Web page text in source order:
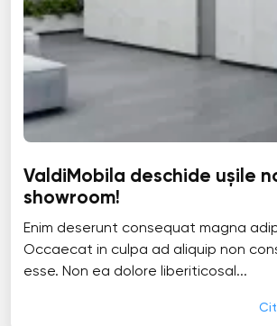
ValdiMobila deschide ușile
showroom!
Enim deserunt consequat magna
Occaecat in culpa ad aliquip non
esse. Non ea dolore liberiticosal...